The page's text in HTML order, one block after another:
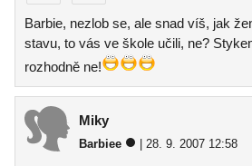
Barbie, nezlob se, ale snad víš, jak
stavu, to vás ve škole učili, ne?
rozhodně ne!
Miky
Barbiee | 28. 9. 2007 12:58